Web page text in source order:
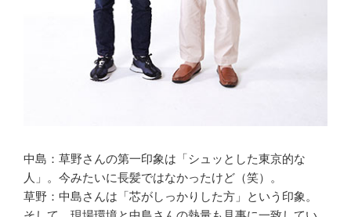
中島：草野さんの第一印象は「シュッとした東京的な
人」。今みたいに長髪ではなかったけど（笑）。
草野：中島さんは「芯がしっかりした方」という印象。